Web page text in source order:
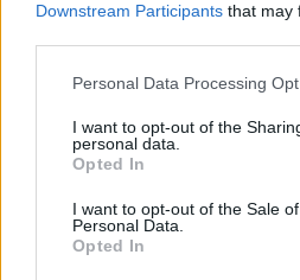
Downstream Participants that may
Personal Data Processing
I want to opt-out of the
personal data.
Opted In
I want to opt-out of the Sale
Personal Data.
Opted In
alex4414
Publicado22 de Mayo del